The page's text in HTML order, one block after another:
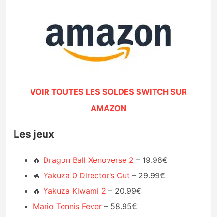
VOIR TOUTES LES SOLDES SWITCH SUR
AMAZON
Les jeux
🔥 Dragon Ball Xenoverse 2 – 19.98€
🔥Yakuza 0 Director’s Cut – 29.99€
🔥Yakuza Kiwami 2 – 20.99€
Mario Tennis Fever – 58.95€